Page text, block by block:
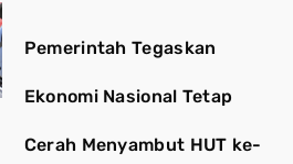
Pemerintah Tegaskan
Ekonomi Nasional Tetap
Cerah Menyambut HUT ke-